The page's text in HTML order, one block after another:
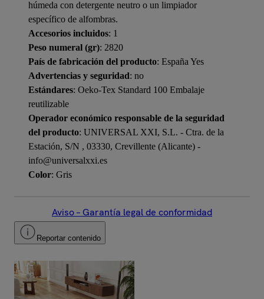
húmeda con detergente neutro o un limpiador
específico de alfombras.
Accesorios incluidos: 1
Peso numeral (gr): 2820
País de fabricación del producto: España Yes
Advertencias y seguridad: no
Estándares: Oeko-Tex Standard 100 Embalaje
reutilizable
Operador económico responsable de la seguridad
del producto: UNIVERSAL XXI, S.L. - Ctra. de la
Estación, S/N , 03330, Crevillente (Alicante) -
info@universalxxi.es
Color: Gris
Aviso – Garantía legal de conformidad
Reportar contenido